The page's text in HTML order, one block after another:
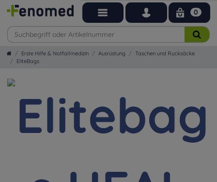
0
Erste Hilfe & Notfallmedizin Ausrüstung
Taschen und Rucksäcke
EliteBags